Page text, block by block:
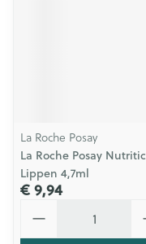
La Roche Posay
La Roche Posay Nutritic
Lippen 4,7ml
€ 9,94